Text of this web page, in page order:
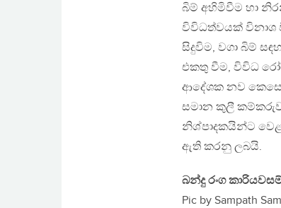
බිම් අහිමිවීම හා
විවිධත්වයක් විනාශ
සිදුවිම, වගා බිම්
එකතු වීම, විවිධ
ආදේශක නව
සමාන කුලී
නිශ්පාදකයින්ට
ඇති කරනු ලබයි.
බන්දු රංග
Pic by Sampath